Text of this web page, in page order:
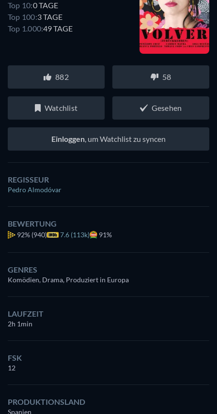
Top 10:0 TAGE
Top 100:3 TAGE
Top 1.000:49 TAGE
882 58
Watchlist Gesehen
Einloggen , um Watchlist zu syncen
REGISSEUR
Pedro Almodóvar
BEWERTUNG
92% (940) 7.6 (113k) 91%
GENRES
Komödien, Drama, Produziert in Europa
LAUFZEIT
2h 1min
FSK
12
PRODUKTIONSLAND
Spanien